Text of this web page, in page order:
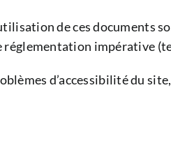
de ces documents
réglementation impérative
d’accessibilité du